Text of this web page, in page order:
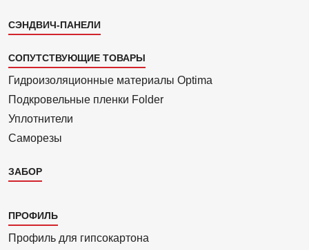
СЭНДВИЧ-ПАНЕЛИ
СОПУТСТВУЮЩИЕ ТОВАРЫ
Гидроизоля­ционные материалы Optima
Подкровель­ные пленки Folder
Уплотнители
Саморезы
ЗАБОР
Каталог
3
ПРОФИЛЬ
Профиль для гипсо­картона